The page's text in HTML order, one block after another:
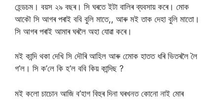
হেন্ডচম। বয়স ২৯ বছৰ। সি ঘৰতে ইটা বালিৰ ব্যবসায় কৰে। মোক
আকৌ সি আগৰ পৰাই ববি বুলি মাতে,, আৰু মই তাক দেহা বুলি মাতো।
সি আগৰ পৰাই আমাৰ ঘৰলৈ অহা যোৱা কৰে।
মই কান্দি থকা দেখি সি দৌৰি আহিল আৰু মোেক হাতত ধৰি ভিতৰলৈ লৈ
গ’ল। সি ক’লে কি হ’ল ববি কিয় কান্দিছ ?
মই কলো চাচোন আজি ব’হাগ বিহুৰ দিনা ঘৰখনত কোনো নাই মোৰ